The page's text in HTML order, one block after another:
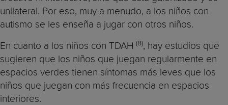
unilateral. Por eso, muy a menudo, a los niños con
autismo se les enseña a jugar con otros niños.
En cuanto a los niños con TDAH (8), hay estudios que
sugieren que los niños que juegan regularmente en
espacios verdes tienen síntomas más leves que los
niños que juegan con más frecuencia en espacios
interiores.